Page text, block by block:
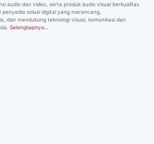
audio dan video, serta produk audio visual berkualitas
solusi digital yang merancang,
dan mendukung teknologi visual, komunikasi dan
Selengkapnya…